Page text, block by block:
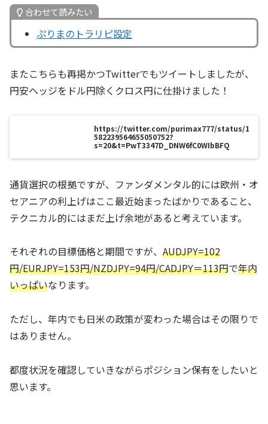
合わせて読みたい
ぷりまのトラリピ設定
またこちらも再掲かつTwitterでもツイートしましたが、
円安ヘッジをドル円除くクロス円に仕掛けました！
https://twitter.com/purimax777/status/1
582239564655050752?
s=20&t=PwT3347D_DNW6fC0WIbBFQ
通貨選択の根拠ですが、ファンダメンタル的には欧州・オ
セアニアの利上げはここ最近始まったばかりであること、
テクニカル的にはまだ上げ余地があると考えています。
それぞれの目標価格と期間ですが、 AUDJPY=102
円/EURJPY=153円/NZDJPY=94円/CADJPY＝113円で年内
いっぱいなります。
ただし、年内でも日米の政策が変わった場合はその限りで
はありません。
都度状況を確認していきながらポジション保有をしたいと
思います。